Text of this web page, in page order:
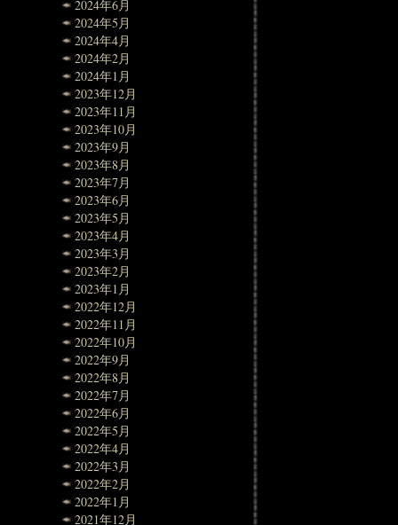
2024年6月
2024年5月
2024年4月
2024年2月
2024年1月
2023年12月
2023年11月
2023年10月
2023年9月
2023年8月
2023年7月
2023年6月
2023年5月
2023年4月
2023年3月
2023年2月
2023年1月
2022年12月
2022年11月
2022年10月
2022年9月
2022年8月
2022年7月
2022年6月
2022年5月
2022年4月
2022年3月
2022年2月
2022年1月
2021年12月